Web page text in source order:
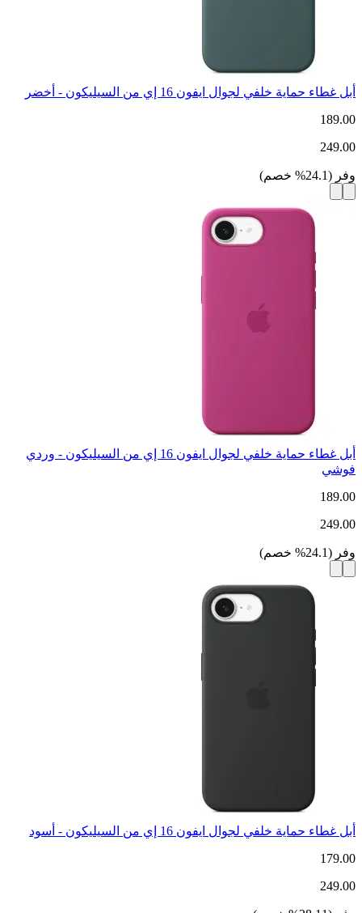
أبل غطاء حماية خلفي لجوال ايفون 16 إي من السيليكون - أخضر
189.00
249.00
وفر (
24.1
% خصم)
أبل غطاء حماية خلفي لجوال ايفون 16 إي من السيليكون - وردي
فوشي
189.00
249.00
وفر (
24.1
% خصم)
أبل غطاء حماية خلفي لجوال ايفون 16 إي من السيليكون - أسود
179.00
249.00